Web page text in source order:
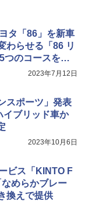
タ「86」を新車
わらせる「86 リ
つのコースを設
2023年7月12日
スポーツ」発表
イブリッド車か
2023年10月6日
ビス「KINTO F
めらかブレー
換えで提供